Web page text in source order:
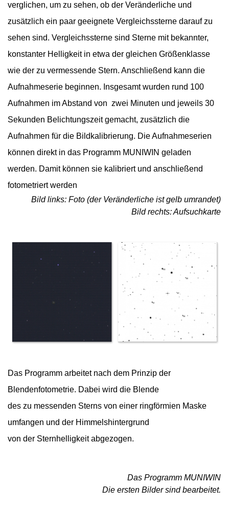
verglichen, um zu sehen, ob der Veränderliche und
zusätzlich ein paar geeignete Vergleichssterne darauf zu
sehen sind. Vergleichssterne sind Sterne mit bekannter,
konstanter Helligkeit in etwa der gleichen Größenklasse
wie der zu vermessende Stern. Anschließend kann die
Aufnahmeserie beginnen. Insgesamt wurden rund 100
Aufnahmen im Abstand von zwei Minuten und jeweils 30
Sekunden Belichtungszeit gemacht, zusätzlich die
Aufnahmen für die Bildkalibrierung. Die Aufnahmeserien
können direkt in das Programm MUNIWIN geladen
werden. Damit können sie kalibriert und anschließend
fotometriert werden
Bild links: Foto (der Veränderliche ist gelb umrandet)
Bild rechts: Aufsuchkarte
Das Programm arbeitet nach dem Prinzip der
Blendenfotometrie. Dabei wird die Blende
des zu messenden Sterns von einer ringförmien Maske
umfangen und der Himmelshintergrund
von der Sternhelligkeit abgezogen.
Das Programm MUNIWIN
Die ersten Bilder sind bearbeitet.